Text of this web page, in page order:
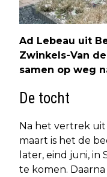
Ad Lebeau uit
Zwinkels-Van
samen op weg
De tocht
Na het vertrek uit
maart is het de
later, eind juni, in
te komen.